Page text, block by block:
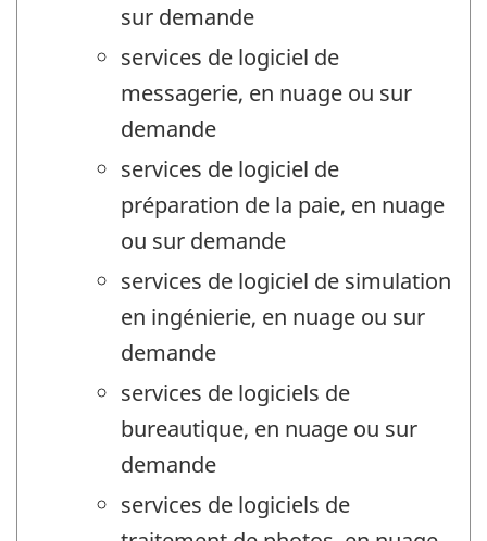
sur demande
services de logiciel de
messagerie, en nuage ou sur
demande
services de logiciel de
préparation de la paie, en nuage
ou sur demande
services de logiciel de simulation
en ingénierie, en nuage ou sur
demande
services de logiciels de
bureautique, en nuage ou sur
demande
services de logiciels de